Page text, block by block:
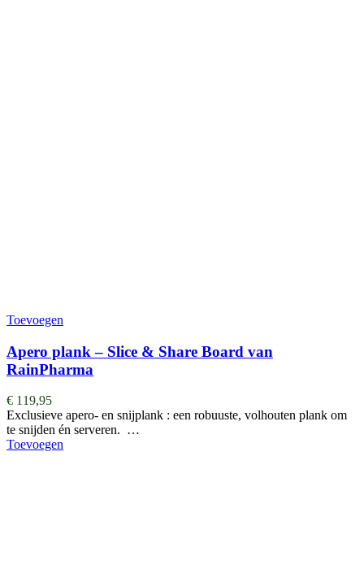
Toevoegen
Apero plank – Slice & Share Board van
RainPharma
€ 119,95
Exclusieve apero- en snijplank : een robuuste, volhouten plank om
te snijden én serveren. …
Toevoegen